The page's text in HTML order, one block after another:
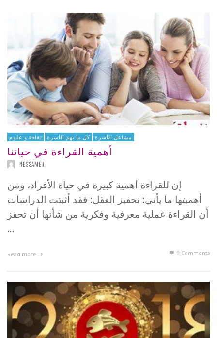
ثقافة و علوم كل ما يهم الأسرة مشاغل الأسرة
أهمية القراءة في حياتنا
NESSAMET
إن للقراءة أهمية كبيرة في حياة الأفراد، ومن
أهميتها ما يأتي: تحفيز العقل: فقد أثبتت الدراسات
أن القراءة عملية معرفية وفكرية من شأنها أن تحفز
…
Read more 0 Comments